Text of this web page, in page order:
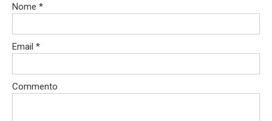
Nome *
Email *
Commento